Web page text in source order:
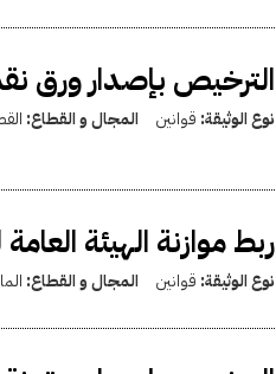
الترخيص بإصدار ورق
نوع الوثيقة: قوانين المجال و القطاع:
ربط موازنة الهيئة العامة
نوع الوثيقة: قوانين المجال و القطاع: